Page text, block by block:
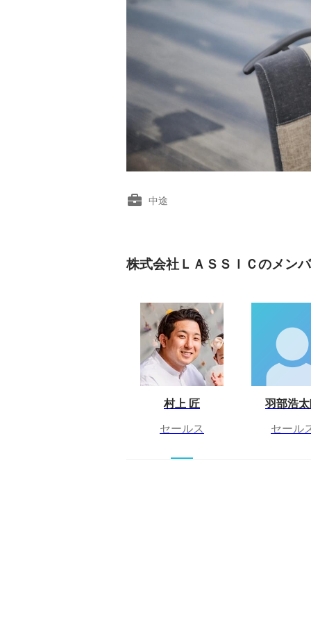
中途
株式会社ＬＡＳＳＩＣのメン
村上 匠
セールス
羽部浩
セール